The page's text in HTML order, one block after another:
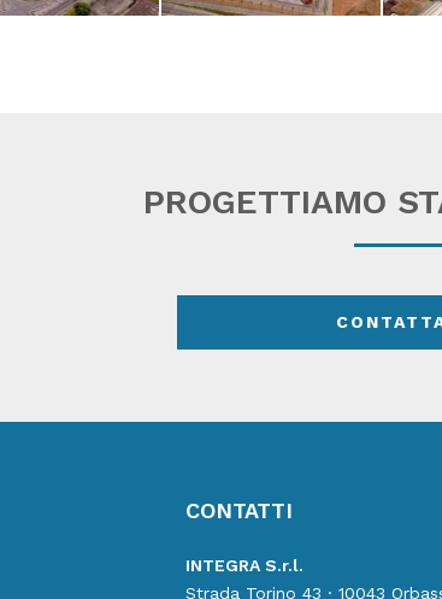
PROGETTIAMO
CONTATTI
INTEGRA S.r.l.
Strada Torino 43 · 10043